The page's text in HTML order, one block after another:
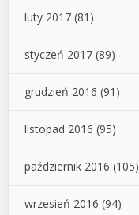
luty 2017 (81)
styczeń 2017 (89)
grudzień 2016 (91)
listopad 2016 (95)
październik 2016 (105)
wrzesień 2016 (94)